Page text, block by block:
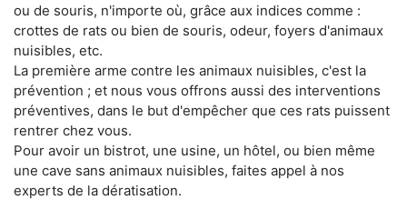
ou de souris, n'importe où, grâce aux indices comme :
crottes de rats ou bien de souris, odeur, foyers d'animaux
nuisibles, etc.
La première arme contre les animaux nuisibles, c'est la
prévention ; et nous vous offrons aussi des interventions
préventives, dans le but d'empêcher que ces rats puissent
rentrer chez vous.
Pour avoir un bistrot, une usine, un hôtel, ou bien même
une cave sans animaux nuisibles, faites appel à nos
experts de la dératisation.